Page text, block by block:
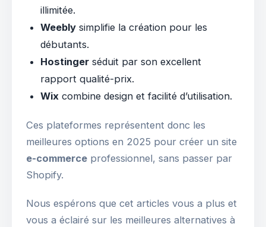
illimitée.
Weebly simplifie la création pour les
débutants.
Hostinger séduit par son excellent
rapport qualité-prix.
Wix combine design et facilité d’utilisation.
Ces plateformes représentent donc les
meilleures options en 2025 pour créer un site
e-commerce professionnel, sans passer par
Shopify.
Nous espérons que cet articles vous a plus et
vous a éclairé sur les meilleures alternatives à